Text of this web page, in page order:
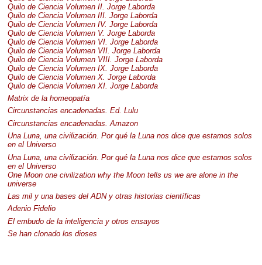
Quilo de Ciencia Volumen II. Jorge Laborda
Quilo de Ciencia Volumen III. Jorge Laborda
Quilo de Ciencia Volumen IV. Jorge Laborda
Quilo de Ciencia Volumen V. Jorge Laborda
Quilo de Ciencia Volumen VI. Jorge Laborda
Quilo de Ciencia Volumen VII. Jorge Laborda
Quilo de Ciencia Volumen VIII. Jorge Laborda
Quilo de Ciencia Volumen IX. Jorge Laborda
Quilo de Ciencia Volumen X. Jorge Laborda
Quilo de Ciencia Volumen XI. Jorge Laborda
Matrix de la homeopatía
Circunstancias encadenadas. Ed. Lulu
Circunstancias encadenadas. Amazon
Una Luna, una civilización. Por qué la Luna nos dice que estamos solos
en el Universo
Una Luna, una civilización. Por qué la Luna nos dice que estamos solos
en el Universo
One Moon one civilization why the Moon tells us we are alone in the
universe
Las mil y una bases del ADNy otras historias científicas
Adenio Fidelio
El embudo de la inteligencia y otros ensayos
Se han clonado los dioses